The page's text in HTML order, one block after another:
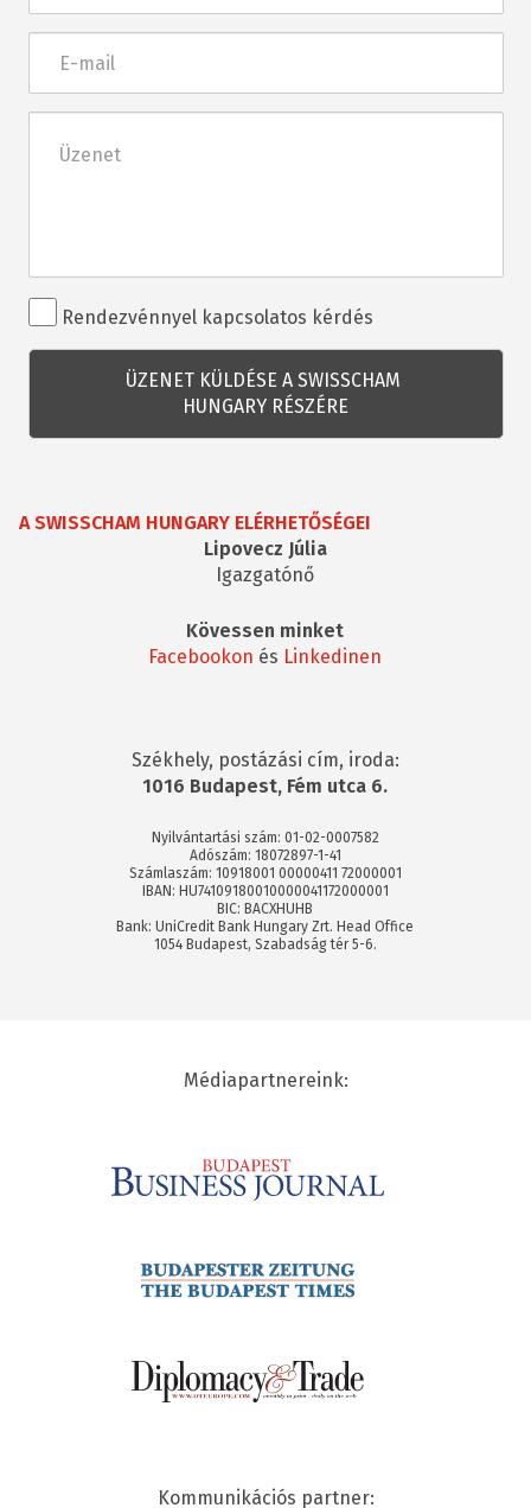
mail
Rendezvénnyel
kapcsolatos
kérdés
Rendezvénnyel kapcsolatos kérdés
A SWISSCHAM HUNGARY ELÉRHETŐSÉGEI
Lipovecz Júlia
Igazgatónő
Kövessen minket
Facebookon és Linkedinen
Székhely, postázási cím, iroda:
1016 Budapest, Fém utca 6.
Nyilvántartási szám: 01-02-0007582
Adószám: 18072897-1-41
Számlaszám: 10918001 00000411 72000001
IBAN: HU74109180010000041172000001
BIC: BACXHUHB
Bank: UniCredit Bank Hungary Zrt. Head Office
1054 Budapest, Szabadság tér 5-6.
Médiapartnereink:
Kommunikációs partner: